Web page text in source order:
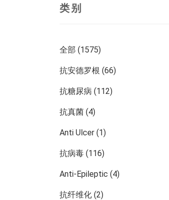
类别
全部 (1575)
抗安德罗根 (66)
抗糖尿病 (112)
抗真菌 (4)
Anti Ulcer (1)
抗病毒 (116)
Anti-Epileptic (4)
抗纤维化 (2)